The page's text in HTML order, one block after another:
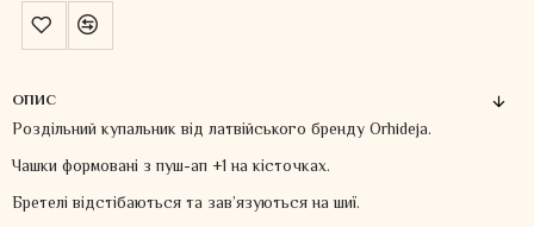
ОПИС
Роздільний купальник від латвійського бренду Orhideja.
Чашки формовані з пуш-ап +1 на кісточках.
Бретелі відстібаються та зав’язуються на шиї.